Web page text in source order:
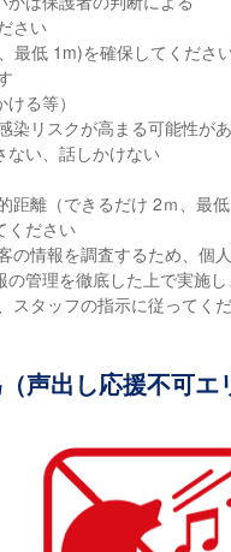
さい
低 1m)を確保してくださ
る等）
リスクが高まる可能性が
ない、話しかけない
離（できるだけ 2ｍ、最
ください
情報を調査するため、個
管理を徹底した上で実施し
タッフの指示に従ってく
声出し応援不可エ